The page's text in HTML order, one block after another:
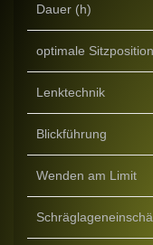
Dauer (h)
optimale Sitzposition
Lenktechnik
Blickführung
Wenden am Limit